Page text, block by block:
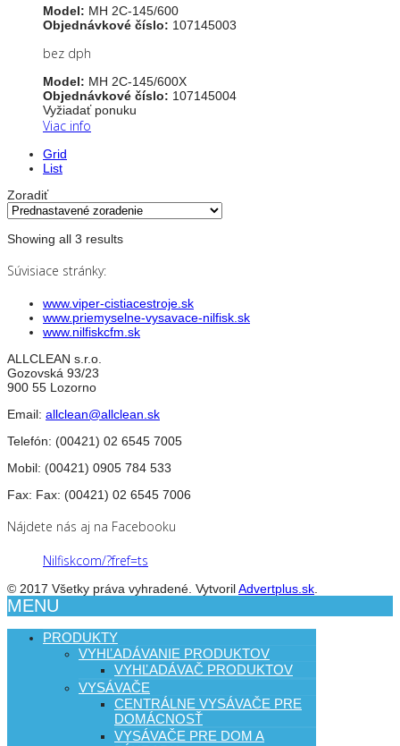
Model: MH 2C-145/600
Objednávkové číslo: 107145003
bez dph
Model: MH 2C-145/600X
Objednávkové číslo: 107145004
Vyžiadať ponuku
Viac info
Grid
List
Zoradiť
Showing all 3 results
Súvisiace stránky:
www.viper-cistiacestroje.sk
www.priemyselne-vysavace-nilfisk.sk
www.nilfiskcfm.sk
ALLCLEAN s.r.o.
Gozovská 93/23
900 55 Lozorno
Email: allclean@allclean.sk
Telefón: (00421) 02 6545 7005
Mobil: (00421) 0905 784 533
Fax: Fax: (00421) 02 6545 7006
Nájdete nás aj na Facebooku
Nilfiskcom/?fref=ts
© 2017 Všetky práva vyhradené. VytvorilAdvertplus.sk
MENU
PRODUKTY
VYHĽADÁVANIE PRODUKTOV
VYHĽADÁVAČ PRODUKTOV
VYSÁVAČE
CENTRÁLNE VYSÁVAČE PRE
DOMÁCNOSŤ
VYSÁVAČE PRE DOM A